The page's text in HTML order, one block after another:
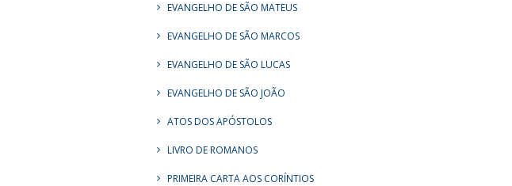
EVANGELHO DE SÃO MATEUS
EVANGELHO DE SÃO MARCOS
EVANGELHO DE SÃO LUCAS
EVANGELHO DE SÃO JOÃO
ATOS DOS APÓSTOLOS
LIVRO DE ROMANOS
PRIMEIRA CARTA AOS CORÍNTIOS